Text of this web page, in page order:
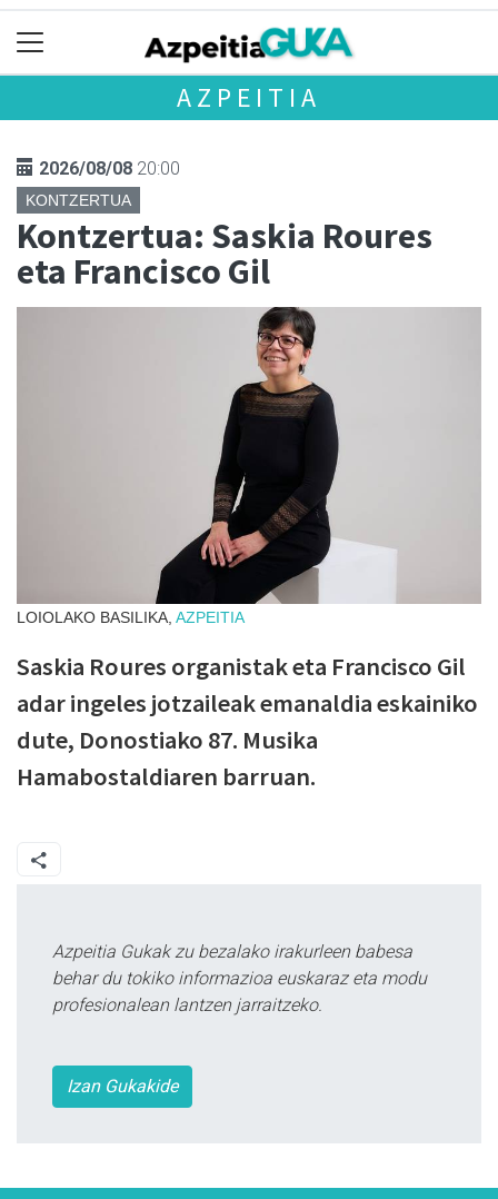
AZPEITIA
2026/08/08 20:00
KONTZERTUA
Kontzertua: Saskia Roures
eta Francisco Gil
LOIOLAKO BASILIKA, AZPEITIA
Saskia Roures organistak eta Francisco Gil
adar ingeles jotzaileak emanaldia eskainiko
dute, Donostiako 87. Musika
Hamabostaldiaren barruan.
Azpeitia Gukak zu bezalako irakurleen babesa
behar du tokiko informazioa euskaraz eta modu
profesionalean lantzen jarraitzeko.
Izan Gukakide